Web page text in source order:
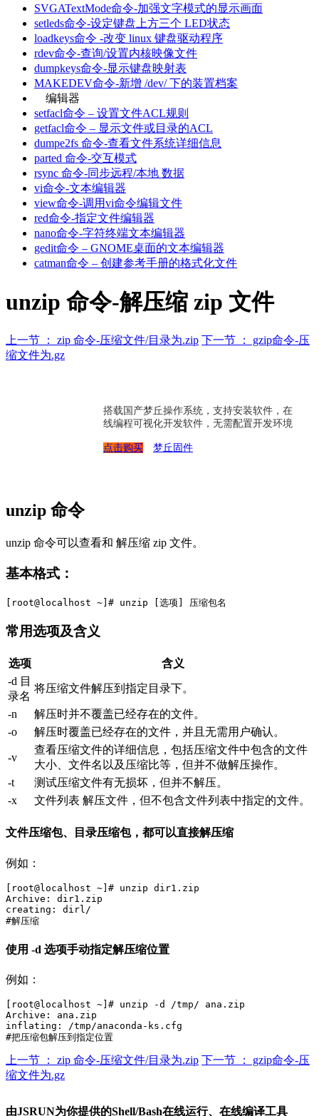
SVGATextMode命令-加强文字模式的显示画面
setleds命令-设定键盘上方三个 LED状态
loadkeys命令 -改变 linux 键盘驱动程序
rdev命令-查询/设置内核映像文件
dumpkeys命令-显示键盘映射表
MAKEDEV命令-新增 /dev/ 下的装置档案
编辑器
setfacl命令 – 设置文件ACL规则
getfacl命令 – 显示文件或目录的ACL
dumpe2fs 命令-查看文件系统详细信息
parted 命令-交互模式
rsync 命令-同步远程/本地 数据
vi命令-文本编辑器
view命令-调用vi命令编辑文件
red命令-指定文件编辑器
nano命令-字符终端文本编辑器
gedit命令 – GNOME桌面的文本编辑器
catman命令 – 创建参考手册的格式化文件
unzip 命令-解压缩 zip 文件
上一节 ： zip 命令-压缩文件/目录为.zip 下一节 ： gzip命令-压
缩文件为.gz
搭载国产梦丘操作系统，支持安装软件，在
线编程可视化开发软件，无需配置开发环境
点击购买 梦丘固件
unzip 命令
unzip 命令可以查看和 解压缩 zip 文件。
基本格式：
常用选项及含义
选项
含义
-d 目
录名
将压缩文件解压到指定目录下。
-n
解压时并不覆盖已经存在的文件。
-o
解压时覆盖已经存在的文件，并且无需用户确认。
-v
查看压缩文件的详细信息，包括压缩文件中包含的文件
大小、文件名以及压缩比等，但并不做解压操作。
-t
测试压缩文件有无损坏，但并不解压。
-x
文件列表 解压文件，但不包含文件列表中指定的文件。
文件压缩包、目录压缩包，都可以直接解压缩
例如：
[root@localhost ~]# unzip dir1.zip
Archive: dir1.zip
creating: dirl/
使用 -d 选项手动指定解压缩位置
例如：
[root@localhost ~]# unzip -d /tmp/ ana.zip
Archive: ana.zip
inflating: /tmp/anaconda-ks.cfg
上一节 ： zip 命令-压缩文件/目录为.zip 下一节 ： gzip命令-压
缩文件为.gz
由JSRUN为你提供的Shell/Bash在线运行、在线编译工具